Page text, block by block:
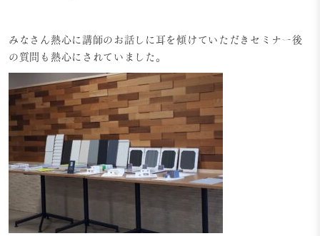
みなさん熱心に講師のお話しに耳を傾けていただきセミナー後
の質問も熱心にされていました。